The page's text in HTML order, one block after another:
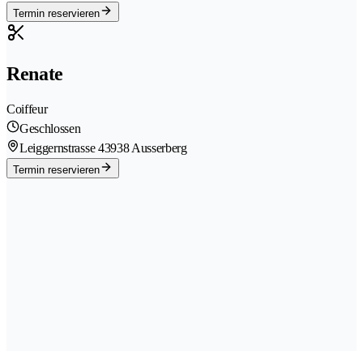
Termin reservieren
Renate
Coiffeur
Geschlossen
Leiggernstrasse 43938 Ausserberg
Termin reservieren